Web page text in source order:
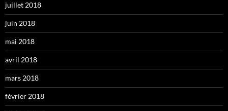
juillet 2018
juin 2018
mai 2018
avril 2018
mars 2018
février 2018